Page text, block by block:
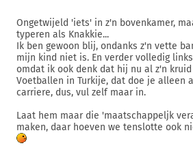
Ongetwijeld 'iets' in z'n bovenkamer,
typeren als Knakkie...
Ik ben gewoon blij, ondanks z'n vette
mijn kind niet is. En verder volledig
omdat ik ook denk dat hij nu al z'n
Voetballen in Turkije, dat doe je alleen
carriere, dus, vul zelf maar in.
Laat hem maar die 'maatschappeljk
maken, daar hoeven we tenslotte ook